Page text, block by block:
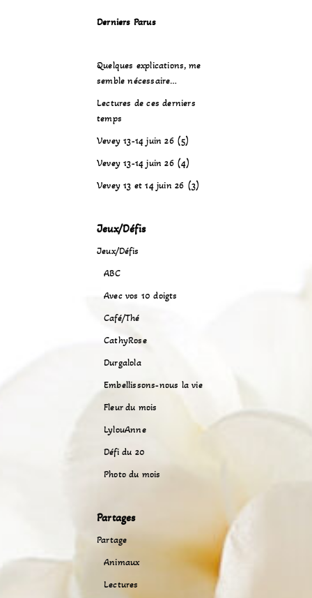
Derniers Parus
Quelques explications, me
semble nécessaire…
Lectures de ces derniers
temps
Vevey 13-14 juin 26 (5)
Vevey 13-14 juin 26 (4)
Vevey 13 et 14 juin 26 (3)
Jeux/Défis
Jeux/Défis
ABC
Avec vos 10 doigts
Café/Thé
CathyRose
Durgalola
Embellissons-nous la vie
Fleur du mois
LylouAnne
Défi du 20
Photo du mois
Partages
Partage
Animaux
Lectures